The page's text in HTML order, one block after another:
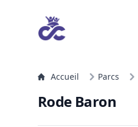
Accueil Parcs
Rode Baron